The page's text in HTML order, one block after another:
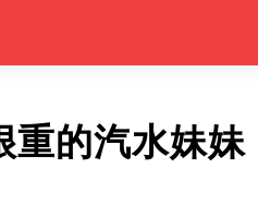
重的汽水妹